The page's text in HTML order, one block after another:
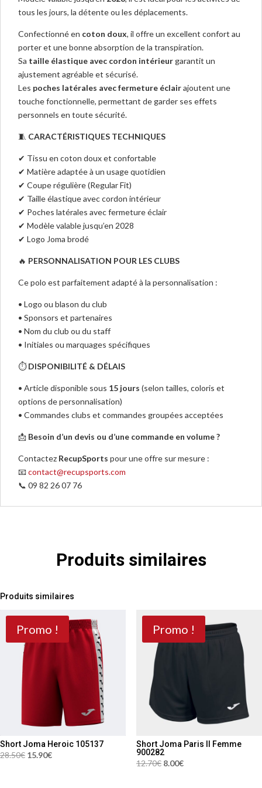
tous les jours, la détente ou les déplacements.
Confectionné en coton doux, il offre un excellent confort au
porter et une bonne absorption de la transpiration.
Sa taille élastique avec cordon intérieur garantit un
ajustement agréable et sécurisé.
Les poches latérales avec fermeture éclairajoutent une
touche fonctionnelle, permettant de garder ses effets
personnels en toute sécurité.
🧵 CARACTÉRISTIQUES TECHNIQUES
✔ Tissu en coton doux et confortable
✔ Matière adaptée à un usage quotidien
✔ Coupe régulière (Regular Fit)
✔ Taille élastique avec cordon intérieur
✔ Poches latérales avec fermeture éclair
✔ Modèle valable jusqu’en 2028
✔ Logo Joma brodé
🔥 PERSONNALISATION POUR LES CLUBS
Ce polo est parfaitement adapté à la personnalisation :
• Logo ou blason du club
• Sponsors et partenaires
• Nom du club ou du staff
• Initiales ou marquages spécifiques
⏱DISPONIBILITÉ & DÉLAIS
• Article disponible sous 15 jours (selon tailles, coloris et
options de personnalisation)
• Commandes clubs et commandes groupées acceptées
📩 Besoin d’un devis ou d’une commande en volume ?
Contactez RecupSports pour une offre sur mesure :
📧contact@recupsports.com
📞 09 82 26 07 76
Produits similaires
Produits similaires
Promo !
Short Joma Heroic 105137
28.50€ Le
15.90€Le
Promo !
Short Joma Paris II Femme
900282
12.70€ Le
8.00€Le